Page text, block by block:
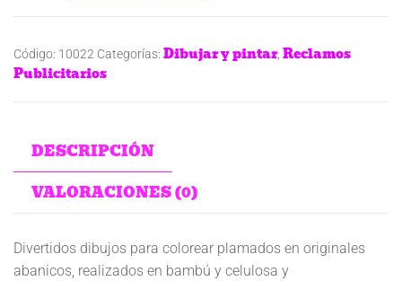
Código: 10022 Categorías: Dibujar y pintar, Reclamos
Publicitarios
DESCRIPCIÓN
VALORACIONES (0)
Divertidos dibujos para colorear plamados en originales
abanicos, realizados en bambú y celulosa y